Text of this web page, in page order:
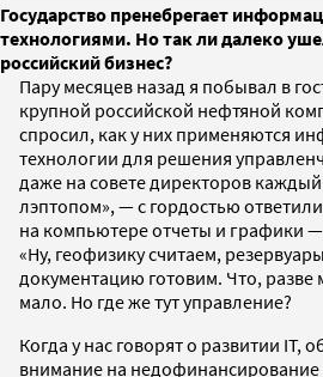
Государство пренебрегает
технологиями. Но так ли далеко
российский бизнес?
Пару месяцев назад я побывал в
крупной российской нефтяной
спросил, как у них применяются
технологии для решения
даже на совете директоров
лэптопом», — с гордостью
на компьютере отчеты и графики
«Ну, геофизику считаем,
документацию готовим. Что, разве
мало. Но где же тут управление?
Когда у нас говорят о развитии
внимание на